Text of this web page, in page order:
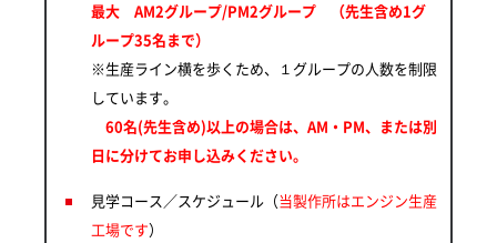
最大 AM2グループ/PM2グループ （先生含め1グ
ループ35名まで）
※生産ライン横を歩くため、１グループの人数を制限
しています。
60名(先生含め)以上の場合は、AM・PM、または別
日に分けてお申し込みください。
見学コース／スケジュール（当製作所はエンジン生産
工場です）